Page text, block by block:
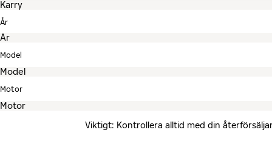
År
Model
Motor
Viktigt: Kontrollera alltid med din